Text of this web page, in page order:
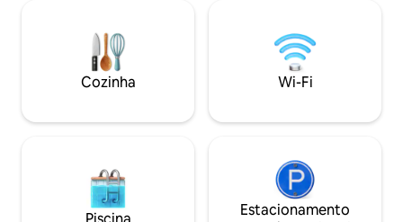
equilíbrio único entre design e natureza.
No LAVA Homes, você pode desfrutar
de uma banheira de hidromassagem
privativa, janelas panorâmicas e um
Cozinha Wi-Fi
Estacionamento